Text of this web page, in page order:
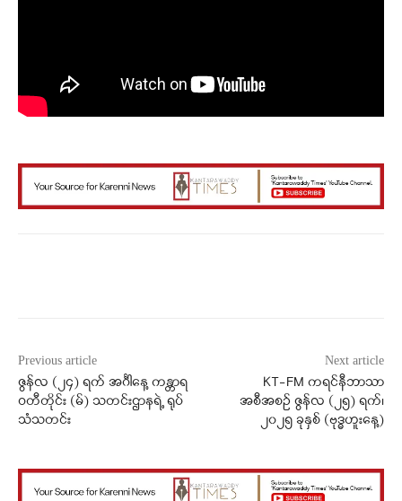
Previous article
ဇွန်လ (၂၄) ရက် အင်္ဂါနေ့ ကန္တာရ
ဝတီတိုင်း (မ်) သတင်းဌာနရဲ့ ရုပ်
သံသတင်း
Next article
KT-FM ကရင်နီဘာသာ
အစီအစဉ် ဇွန်လ (၂၅) ရက်၊
၂၀၂၅ ခုနှစ် (ဗုဒ္ဓဟူးနေ့)